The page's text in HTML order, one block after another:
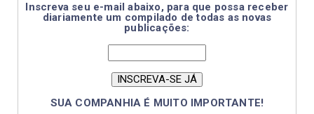
Inscreva seu e-mail abaixo, para que possa receber
diariamente um compilado de todas as novas
publicações:
SUA COMPANHIA É MUITO IMPORTANTE!